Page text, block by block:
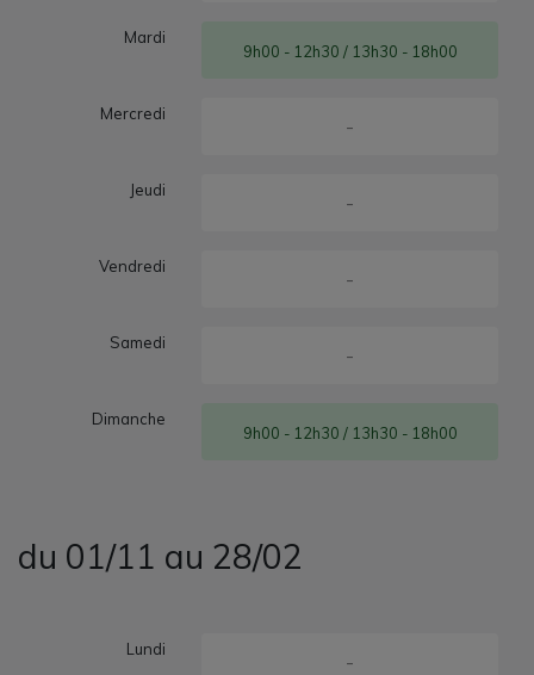
Mardi
9h00 - 12h30 / 13h30 - 18h00
Mercredi
-
Jeudi
-
Vendredi
-
Samedi
-
Dimanche
9h00 - 12h30 / 13h30 - 18h00
du 01/11 au 28/02
Lundi
-